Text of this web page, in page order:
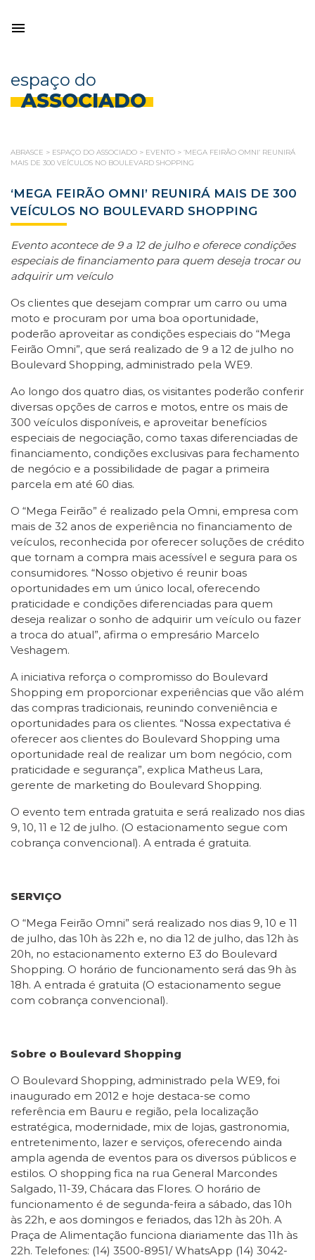
espaço do
ASSOCIADO
ABRASCE > ESPAÇO DO ASSOCIADO > EVENTO > ‘MEGA FEIRÃO OMNI’ REUNIRÁ
MAIS DE 300 VEÍCULOS NO BOULEVARD SHOPPING
‘MEGA FEIRÃO OMNI’ REUNIRÁ MAIS DE 300
VEÍCULOS NO BOULEVARD SHOPPING
Evento acontece de 9 a 12 de julho e oferece condições
especiais de financiamento para quem deseja trocar ou
adquirir um veículo
Os clientes que desejam comprar um carro ou uma
moto e procuram por uma boa oportunidade,
poderão aproveitar as condições especiais do “Mega
Feirão Omni”, que será realizado de 9 a 12 de julho no
Boulevard Shopping, administrado pela WE9.
Ao longo dos quatro dias, os visitantes poderão conferir
diversas opções de carros e motos, entre os mais de
300 veículos disponíveis, e aproveitar benefícios
especiais de negociação, como taxas diferenciadas de
financiamento, condições exclusivas para fechamento
de negócio e a possibilidade de pagar a primeira
parcela em até 60 dias.
O “Mega Feirão” é realizado pela Omni, empresa com
mais de 32 anos de experiência no financiamento de
veículos, reconhecida por oferecer soluções de crédito
que tornam a compra mais acessível e segura para os
consumidores. “Nosso objetivo é reunir boas
oportunidades em um único local, oferecendo
praticidade e condições diferenciadas para quem
deseja realizar o sonho de adquirir um veículo ou fazer
a troca do atual”, afirma o empresário Marcelo
Veshagem.
A iniciativa reforça o compromisso do Boulevard
Shopping em proporcionar experiências que vão além
das compras tradicionais, reunindo conveniência e
oportunidades para os clientes. “Nossa expectativa é
oferecer aos clientes do Boulevard Shopping uma
oportunidade real de realizar um bom negócio, com
praticidade e segurança”, explica Matheus Lara,
gerente de marketing do Boulevard Shopping.
O evento tem entrada gratuita e será realizado nos dias
9, 10, 11 e 12 de julho. (O estacionamento segue com
cobrança convencional). A entrada é gratuita.
SERVIÇO
O “Mega Feirão Omni” será realizado nos dias 9, 10 e 11
de julho, das 10h às 22h e, no dia 12 de julho, das 12h às
20h, no estacionamento externo E3 do Boulevard
Shopping. O horário de funcionamento será das 9h às
18h. A entrada é gratuita (O estacionamento segue
com cobrança convencional).
Sobre o Boulevard Shopping
O Boulevard Shopping, administrado pela WE9, foi
inaugurado em 2012 e hoje destaca-se como
referência em Bauru e região, pela localização
estratégica, modernidade, mix de lojas, gastronomia,
entretenimento, lazer e serviços, oferecendo ainda
ampla agenda de eventos para os diversos públicos e
estilos. O shopping fica na rua General Marcondes
Salgado, 11-39, Chácara das Flores. O horário de
funcionamento é de segunda-feira a sábado, das 10h
às 22h, e aos domingos e feriados, das 12h às 20h. A
Praça de Alimentação funciona diariamente das 11h às
22h. Telefones: (14) 3500-8951/ WhatsApp (14) 3042-